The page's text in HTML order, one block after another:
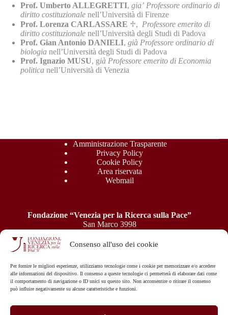
Consenso all'uso dei cookie
Per fornire le migliori esperienze, utilizziamo tecnologie come i cookie per memorizzare e/o accedere
alle informazioni del dispositivo. Il consenso a queste tecnologie ci permetterà di elaborare dati come
il comportamento di navigazione o ID unici su questo sito. Non acconsentire o ritirare il consenso
può influire negativamente su alcune caratteristiche e funzioni.
Prof. Umberto ALLEGRETTI, gia’ Professore ordinario di
diritto costituzionale nell’Università di Firenze
Prof. Lorenza CARLASSARE ♱, Professore emerito di
diritto costituzionale nell’Università degli Studi di Padova
Prof. Gian Antonio DANIELI, già Professore ordinario di
biologia nell’Università degli Studi di Padova
Prof. Ignazio MUSU, già Professore emerito di Economia
politica nell’Università di Venezia
Amministrazione Trasparente
Privacy Policy
Cookie Policy
Area riservata
Webmail
Fondazione “Venezia per la Ricerca sulla Pace”
San Marco 3998
P.IVA: 04945550277 - C.F.: 94039050276
info@veripa.org-veripa@ergopec.it